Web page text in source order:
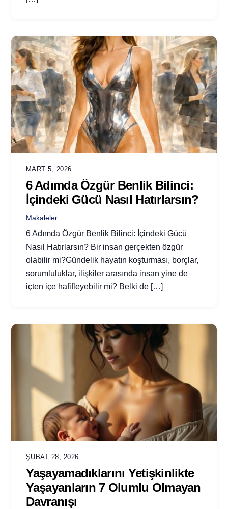
MART 5, 2026
6 Adımda Özgür Benlik Bilinci:
İçindeki Gücü Nasıl Hatırlarsın?
Makaleler
6 Adımda Özgür Benlik Bilinci: İçindeki Gücü
Nasıl Hatırlarsın? Bir insan gerçekten özgür
olabilir mi?Gündelik hayatın koşturması, borçlar,
sorumluluklar, ilişkiler arasında insan yine de
içten içe hafifleyebilir mi? Belki de […]
ŞUBAT 28, 2026
Yaşayamadıklarını Yetişkinlikte
Yaşayanların 7 Olumlu Olmayan
Davranışı